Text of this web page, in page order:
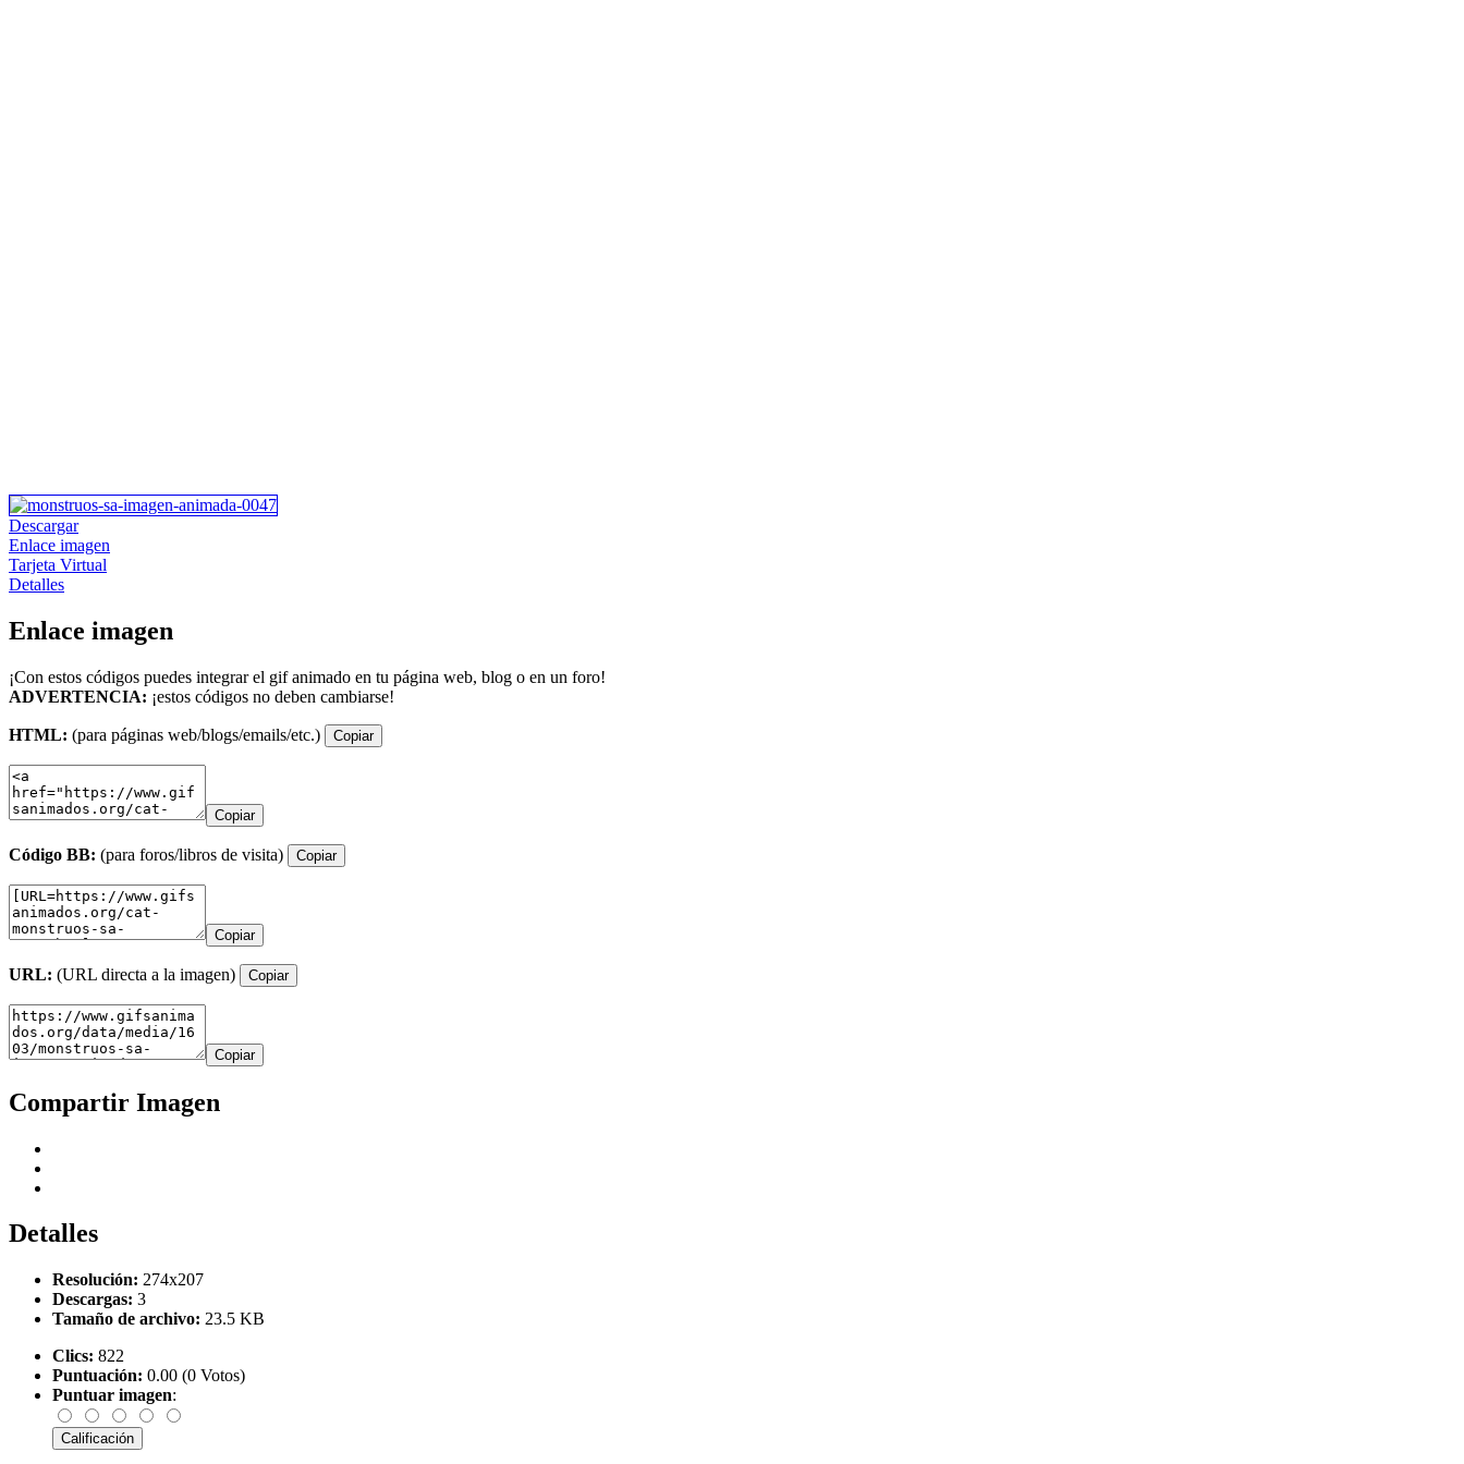
Descargar
Enlace imagen
Tarjeta Virtual
Detalles
Enlace imagen
¡Con estos códigos puedes integrar el gif animado en tu página web, blog o en un foro!
ADVERTENCIA: ¡estos códigos no deben cambiarse!
HTML: (para páginas web/blogs/emails/etc.) Copiar
Copiar
Código BB: (para foros/libros de visita) Copiar
Copiar
URL: (URL directa a la imagen) Copiar
Copiar
Compartir Imagen
Detalles
Resolución: 274x207
Descargas: 3
Tamaño de archivo: 23.5 KB
Clics: 822
Puntuación: 0.00 (0 Votos)
Puntuar imagen: